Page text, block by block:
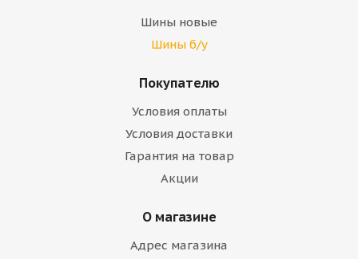
Шины новые
Шины б/у
Покупателю
Условия оплаты
Условия доставки
Гарантия на товар
Акции
О магазине
Адрес магазина